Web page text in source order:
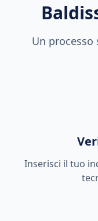
Un processo
Inserisci il tuo